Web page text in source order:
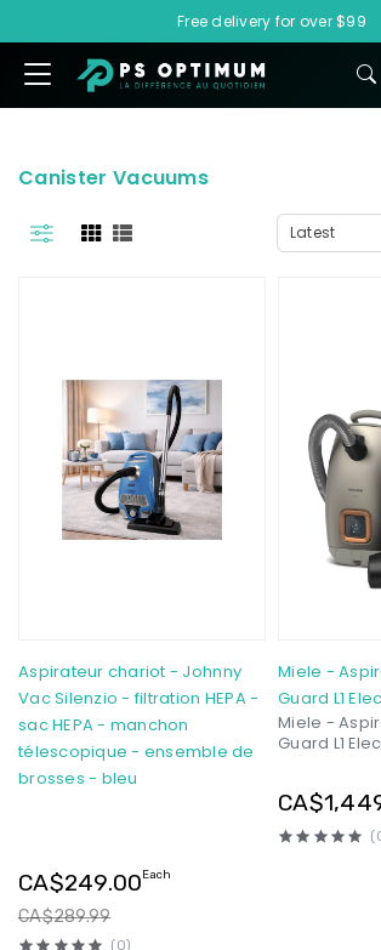
Free delivery for over $99
Canister Vacuums
Aspirateur chariot - Johnny
Vac Silenzio - filtration HEPA -
sac HEPA - manchon
télescopique - ensemble de
brosses - bleu
CA$249.00Each
CA$289.99
(0)
Miele -
Guard L1
Miele -
Guard L1